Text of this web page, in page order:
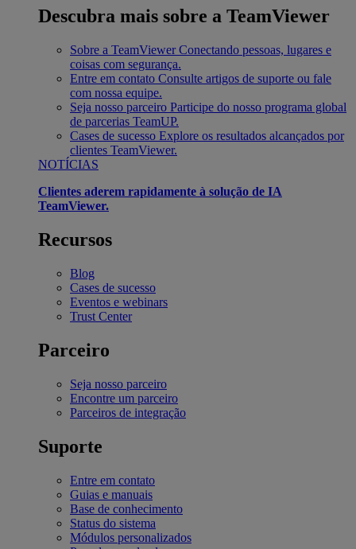
Descubra mais sobre a TeamViewer
Sobre a TeamViewer Conectando pessoas, lugares e
coisas com segurança.
Entre em contato Consulte artigos de suporte ou fale
com nossa equipe.
Seja nosso parceiro Participe do nosso programa global
de parcerias TeamUP.
Cases de sucesso Explore os resultados alcançados por
clientes TeamViewer.
NOTÍCIAS
Clientes aderem rapidamente à solução de IA
TeamViewer.
Recursos
Blog
Cases de sucesso
Eventos e webinars
Trust Center
Parceiro
Seja nosso parceiro
Encontre um parceiro
Parceiros de integração
Suporte
Entre em contato
Guias e manuais
Base de conhecimento
Status do sistema
Módulos personalizados